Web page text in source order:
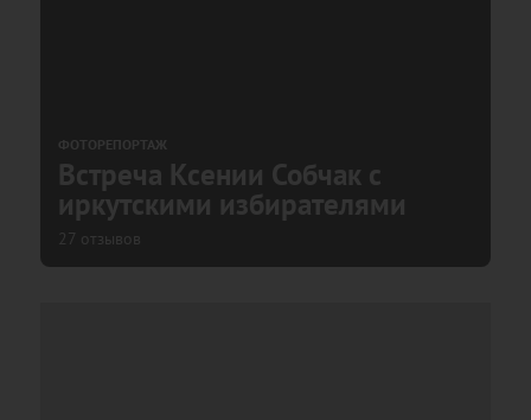
ФОТОРЕПОРТАЖ
Встреча Ксении Собчак с
иркутскими избирателями
27 отзывов